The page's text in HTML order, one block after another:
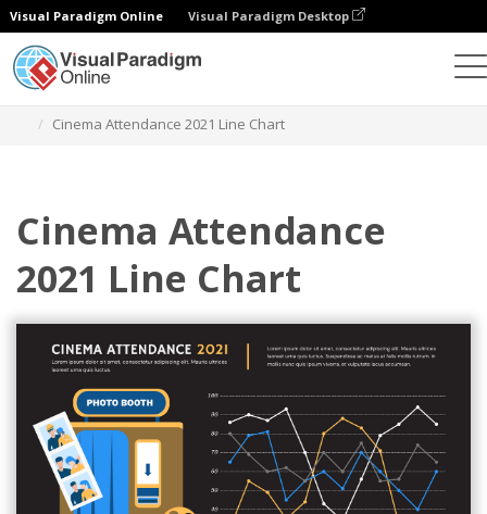
Visual Paradigm Online Visual Paradigm Desktop
Cinema Attendance 2021 Line Chart
Cinema Attendance
2021 Line Chart